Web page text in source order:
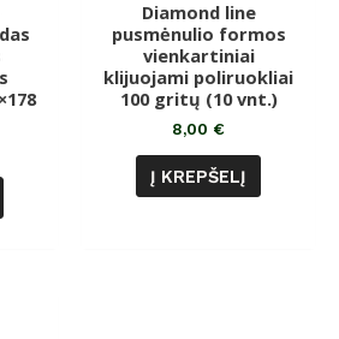
Įvertinimas:
0
iš
5
Diamond line
pusmėnulio formos
vienkartiniai
klijuojami poliruokliai
100 gritų (10 vnt.)
8,00 €
Į KREPŠELĮ